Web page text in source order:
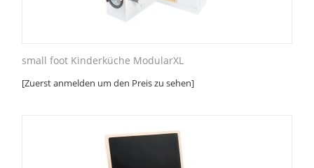
small foot Kinderküche ModularXL
[Zuerst anmelden um den Preis zu sehen]